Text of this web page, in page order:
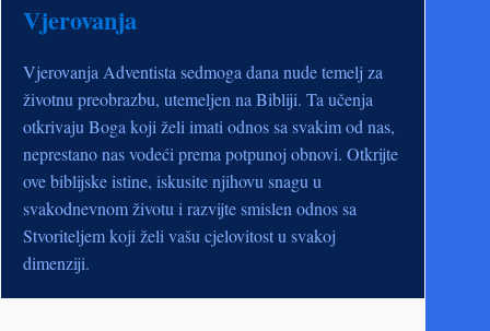
Vjerovanja
Vjerovanja Adventista sedmoga dana nude temelj za
životnu preobrazbu, utemeljen na Bibliji. Ta učenja
otkrivaju Boga koji želi imati odnos sa svakim od nas,
neprestano nas vodeći prema potpunoj obnovi. Otkrijte
ove biblijske istine, iskusite njihovu snagu u
svakodnevnom životu i razvijte smislen odnos sa
Stvoriteljem koji želi vašu cjelovitost u svakoj
dimenziji.